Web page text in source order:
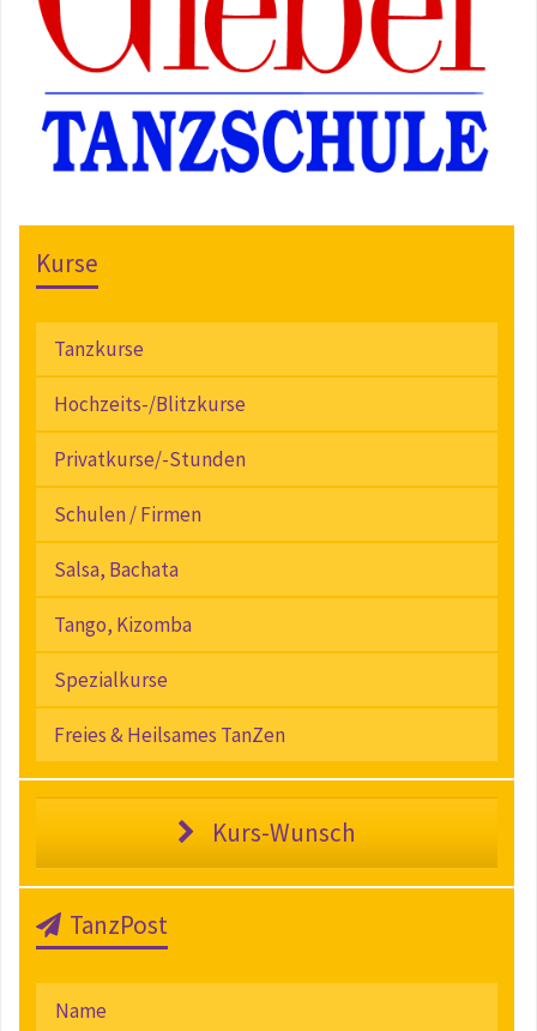
Kurse
Tanzkurse
Hochzeits-/Blitzkurse
Privatkurse/-Stunden
Schulen / Firmen
Salsa, Bachata
Tango, Kizomba
Spezialkurse
Freies & Heilsames TanZen
Kurs-Wunsch
TanzPost